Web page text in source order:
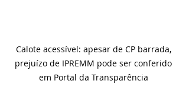
Calote acessível: apesar de CP barrada,
prejuízo de IPREMM pode ser conferido
em Portal da Transparência